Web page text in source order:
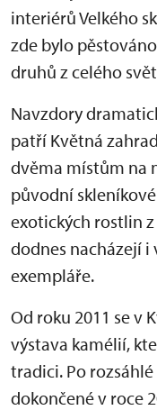
interiérů Velkého
zde bylo
druhů z celého
Navzdory
patří Květná
dvěma místům na
původní
exotických rostlin
dodnes nacházejí i
exempláře.
Od roku 2011 se v
výstava kamélií,
tradici. Po
dokončené v roce